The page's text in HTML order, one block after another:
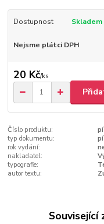
Dostupnost Skladem
Nejsme plátci DPH
20 Kč/ks
Číslo produktu:
typ dokumentu:
rok vydání:
nakladatel:
typografie:
autor textu:
Související